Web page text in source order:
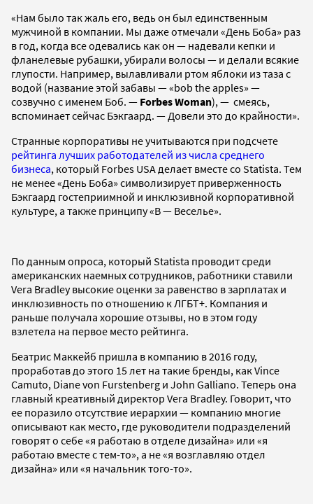
«Нам было так жаль его, ведь он был единственным
мужчиной в компании. Мы даже отмечали «День Боба» раз
в год, когда все одевались как он — надевали кепки и
фланелевые рубашки, убирали волосы — и делали всякие
глупости. Например, вылавливали ртом яблоки из таза с
водой (название этой забавы — «bob the apples» —
созвучно с именем Боб. — ForbesWoman), — смеясь,
вспоминает сейчас Бэкгаард. — Довели это до крайности».
Странные корпоративы не учитываются при подсчете
рейтинга лучших работодателей из числа среднего
бизнеса, который Forbes USA делает вместе со Statista. Тем
не менее «День Боба» символизирует приверженность
Бэкгаард гостеприимной и инклюзивной корпоративной
культуре, а также принципу «В — Веселье».
По данным опроса, который Statista проводит среди
американских наемных сотрудников, работники ставили
Vera Bradley высокие оценки за равенство в зарплатах и
инклюзивность по отношению к ЛГБТ+. Компания и
раньше получала хорошие отзывы, но в этом году
взлетела на первое место рейтинга.
Беатрис Маккейб пришла в компанию в 2016 году,
проработав до этого 15 лет на такие бренды, как Vince
Camuto, Diane von Furstenberg и John Galliano. Теперь она
главный креативный директор Vera Bradley. Говорит, что
ее поразило отсутствие иерархии — компанию многие
описывают как место, где руководители подразделений
говорят о себе «я работаю в отделе дизайна» или «я
работаю вместе с тем-то», а не «я возглавляю отдел
дизайна» или «я начальник того-то».